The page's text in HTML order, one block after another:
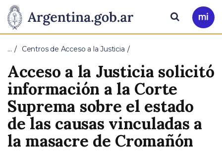
Presidencia
de
Nación
Pasar al contenido principal
Ir
a
Buscar
… Centros de Acceso a la Justicia
Acceso a la Justicia solicitó
información a la Corte
Suprema sobre el estado
de las causas vinculadas a
la masacre de Cromañón